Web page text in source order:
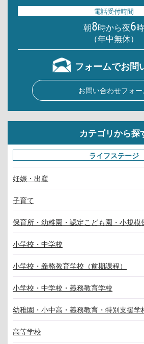
電話受付時間
朝8時から夜6時
（年中無休）
フォームでお問
お問い合わせフォー
カテゴリから探
ライフステージ
妊娠・出産
子育て
保育所・幼稚園・認定こども園・小規模
小学校・中学校
小学校・義務教育学校（前期課程）
小学校・中学校・義務教育学校
幼稚園・小中高・義務教育・特別支援学
高等学校